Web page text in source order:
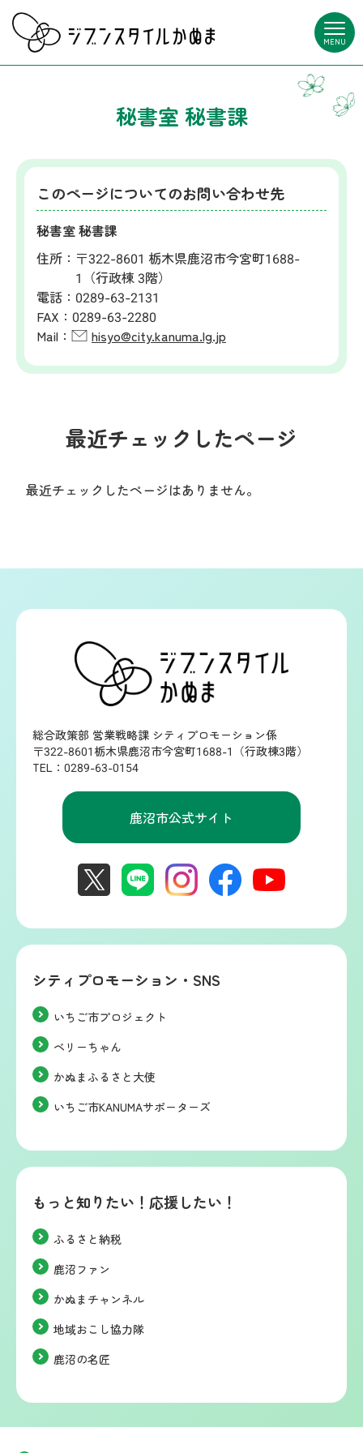
MENU
秘書室 秘書課
このページについてのお問い合わせ先
秘書室 秘書課
住所： 〒322-8601 栃木県鹿沼市今宮町1688-
1（行政棟 3階）
電話： 0289-63-2131
FAX： 0289-63-2280
Mail：
hisyo@city.kanuma.lg.jp
最近チェックしたページ
最近チェックしたページはありません。
総合政策部 営業戦略課 シティプロモーション係
〒322-8601栃木県鹿沼市今宮町1688-1（行政棟3階）
TEL：0289-63-0154
鹿沼市公式サイト
シティプロモーション・SNS
いちご市プロジェクト
ベリーちゃん
かぬまふるさと大使
いちご市KANUMAサポーターズ
もっと知りたい！応援したい！
ふるさと納税
鹿沼ファン
かぬまチャンネル
地域おこし協力隊
鹿沼の名匠